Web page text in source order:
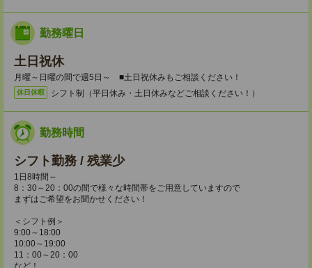
勤務曜日
土日祝休
月曜～日曜の間で週5日～ ■土日祝休みもご相談ください！
休日休暇 シフト制（平日休み・土日休みなどご相談ください！）
勤務時間
シフト勤務 / 残業少
1日8時間～
8：30～20：00の間で様々な時間帯をご用意していますので
まずはご希望をお聞かせください！
＜シフト例＞
9:00～18:00
10:00～19:00
11：00～20：00
など！